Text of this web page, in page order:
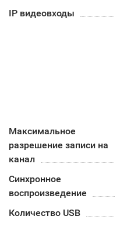
IP видеовходы
Максимальное
разрешение записи на
канал
Синхронное
воспроизведение
Количество USB